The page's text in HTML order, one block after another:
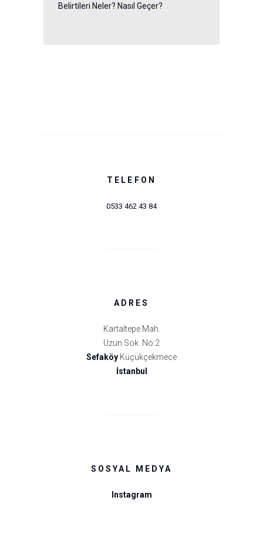
Belirtileri Neler? Nasıl Geçer?
TELEFON
0533 462 43 84
ADRES
Kartaltepe Mah.
Uzun Sok. No:2
Sefaköy Küçükçekmece
İstanbul
SOSYAL MEDYA
Instagram